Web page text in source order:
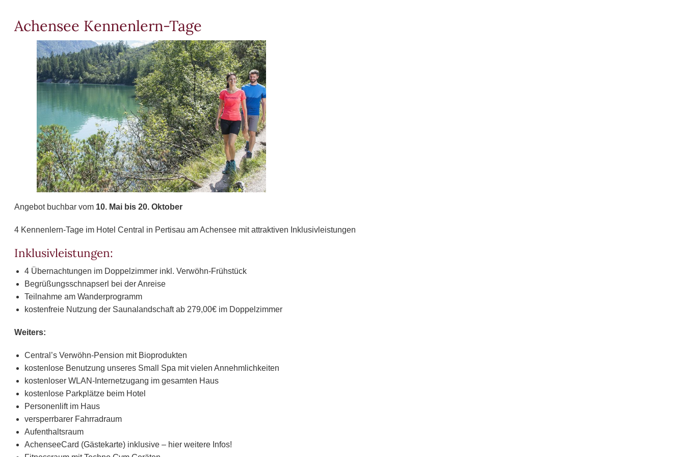
Achensee Kennenlern-Tage
Angebot buchbar vom 10. Mai bis 20. Oktober
4 Kennenlern-Tage im Hotel Central in Pertisau am Achensee mit attraktiven Inklusivleistungen
Inklusivleistungen:
4 Übernachtungen im Doppelzimmer inkl. Verwöhn-Frühstück
Begrüßungsschnapserl bei der Anreise
Teilnahme am Wanderprogramm
kostenfreie Nutzung der Saunalandschaft ab 279,00€ im Doppelzimmer
Weiters:
Central’s Verwöhn-Pension mit Bioprodukten
kostenlose Benutzung unseres Small Spa mit vielen Annehmlichkeiten
kostenloser WLAN-Internetzugang im gesamten Haus
kostenlose Parkplätze beim Hotel
Personenlift im Haus
versperrbarer Fahrradraum
Aufenthaltsraum
AchenseeCard (Gästekarte) inklusive – hier weitere Infos!